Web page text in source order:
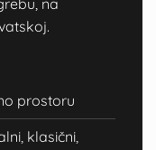
na
prostoru
klasični,